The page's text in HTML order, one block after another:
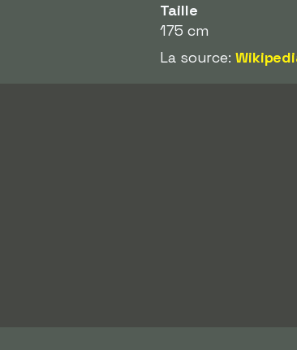
Taille
175 cm
La source: